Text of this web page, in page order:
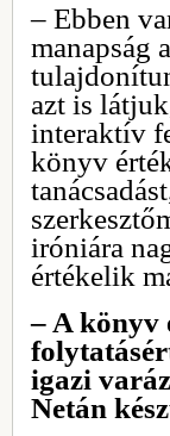
– Ebben
manapság
azt is
interaktív
könyv
iróniára
értékelik
– A könyv
igazi
Netán